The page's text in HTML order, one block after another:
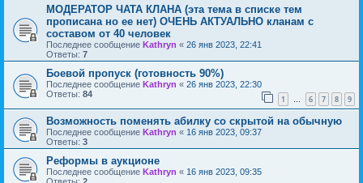
МОДЕРАТОР ЧАТА КЛАНА (эта тема в списке тем
прописана но ее нет) ОЧЕНЬ АКТУАЛЬНО кланам с
составом от 40 человек
Последнее сообщение Kathryn « 26 янв 2023, 22:41
Ответы: 7
Боевой пропуск (готовность 90%)
Последнее сообщение Kathryn « 26 янв 2023, 22:30
Ответы: 84 1 … 6 7 8 9
Возможность поменять абилку со скрытой на обычную
Последнее сообщение Kathryn « 16 янв 2023, 09:37
Ответы: 3
Реформы в аукционе
Последнее сообщение Kathryn « 16 янв 2023, 09:35